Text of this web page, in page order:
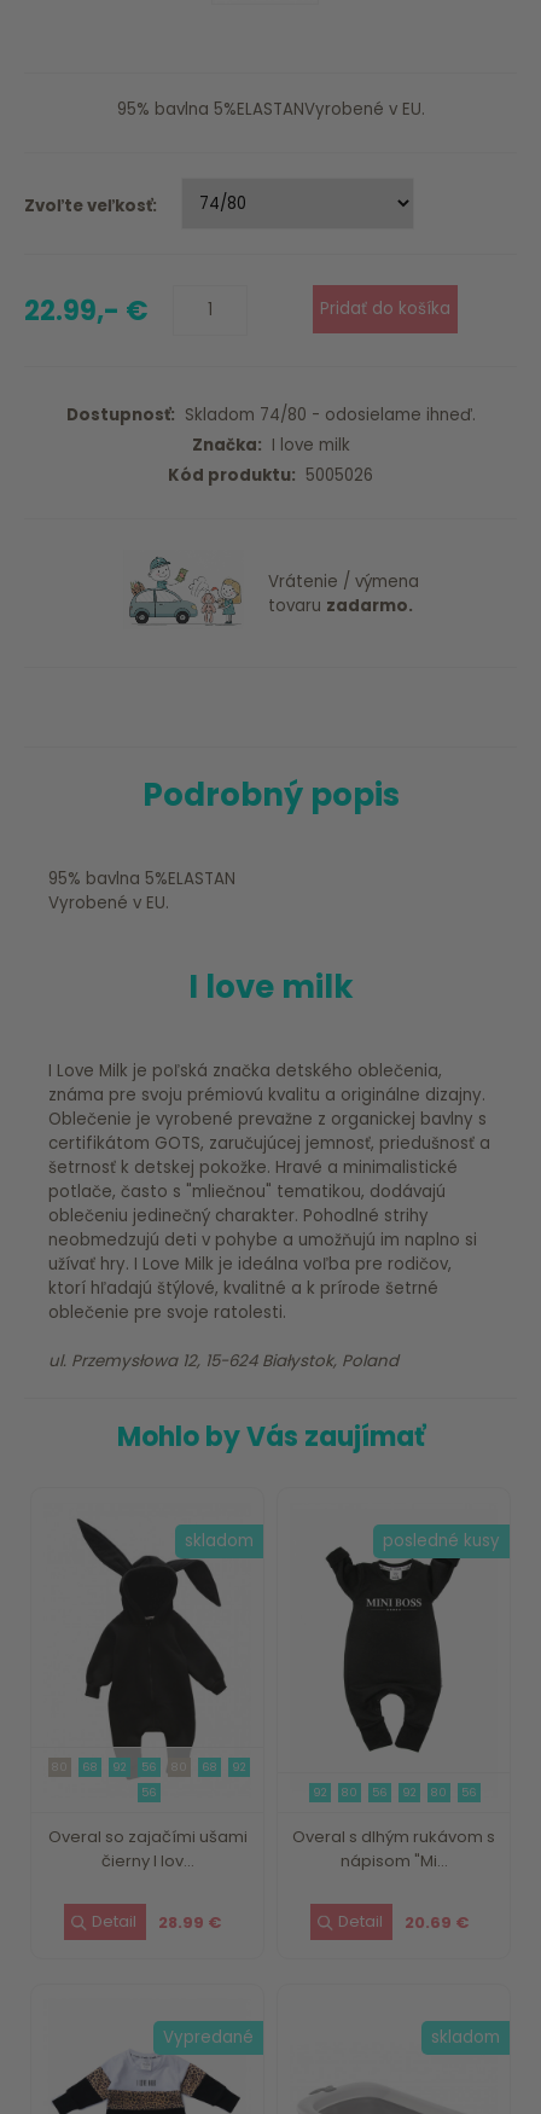
95% bavlna 5%ELASTANVyrobené v EU.
Zvoľte veľkosť:
22.99,- €
Dostupnosť: Skladom 74/80 - odosielame ihneď.
Značka: I love milk
Kód produktu: 5005026
Vrátenie / výmena
tovaru zadarmo.
Podrobný popis
95% bavlna 5%ELASTAN
Vyrobené v EU.
I love milk
I Love Milk je poľská značka detského oblečenia,
známa pre svoju prémiovú kvalitu a originálne dizajny.
Oblečenie je vyrobené prevažne z organickej bavlny s
certifikátom GOTS, zaručujúcej jemnosť, priedušnosť a
šetrnosť k detskej pokožke. Hravé a minimalistické
potlače, často s "mliečnou" tematikou, dodávajú
oblečeniu jedinečný charakter. Pohodlné strihy
neobmedzujú deti v pohybe a umožňujú im naplno si
užívať hry. I Love Milk je ideálna voľba pre rodičov,
ktorí hľadajú štýlové, kvalitné a k prírode šetrné
oblečenie pre svoje ratolesti.
ul. Przemysłowa 12, 15-624 Białystok, Poland
Mohlo by Vás zaujímať
Overal so zajačími ušami
čierny I lov...
28.99 €
skladom
80 68 92 56 80 68
92
56
Overal s dlhým rukávom s
nápisom "Mi...
20.69 €
posledné kusy
92 80 56 92 80 56
Vypredané skladom